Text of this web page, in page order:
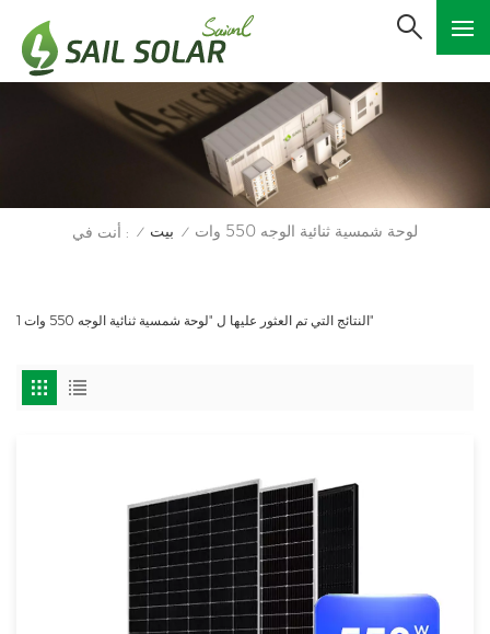
أنت في : / بيت / لوحة شمسية ثنائية الوجه 550 وات
1 النتائج التي تم العثور عليها ل "لوحة شمسية ثنائية الوجه 550 وات"